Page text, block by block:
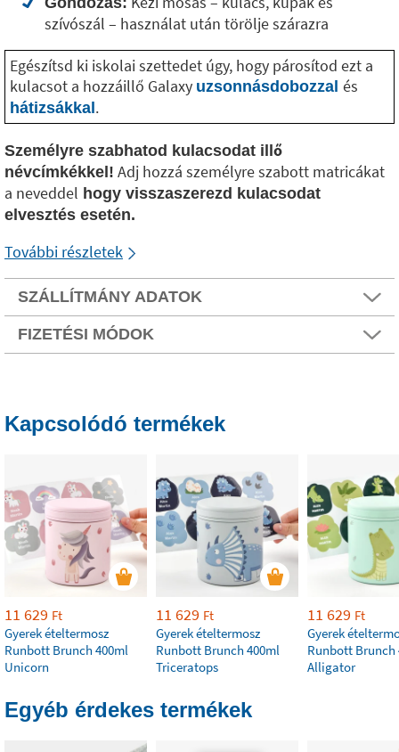
szívószál – használat után törölje szárazra
Egészítsd ki iskolai szettedet úgy, hogy párosítod ezt a
kulacsot a hozzáillő Galaxy uzsonnásdobozzal és
hátizsákkal .
Személyre szabhatod kulacsodat illő
névcímkékkel! Adj hozzá személyre szabott matricákat
a neveddel hogy visszaszerezd kulacsodat
elvesztés esetén.
További részletek
SZÁLLÍTMÁNY ADATOK
FIZETÉSI MÓDOK
Kapcsolódó termékek
11 629 Ft
Gyerek ételtermosz
Runbott Brunch 400ml
Unicorn
11 629 Ft
Gyerek ételtermosz
Runbott Brunch 400ml
Triceratops
11 629 Ft
Gyerek
Runbott Brunch
Alligator
Egyéb érdekes termékek